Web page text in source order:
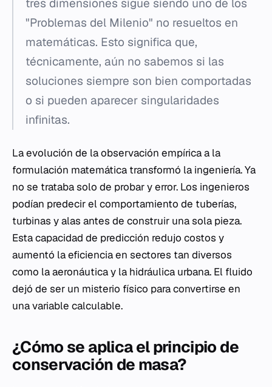
tres dimensiones sigue siendo uno de los
"Problemas del Milenio" no resueltos en
matemáticas. Esto significa que,
técnicamente, aún no sabemos si las
soluciones siempre son bien comportadas
o si pueden aparecer singularidades
infinitas.
La evolución de la observación empírica a la
formulación matemática transformó la ingeniería. Ya
no se trataba solo de probar y error. Los ingenieros
podían predecir el comportamiento de tuberías,
turbinas y alas antes de construir una sola pieza.
Esta capacidad de predicción redujo costos y
aumentó la eficiencia en sectores tan diversos
como la aeronáutica y la hidráulica urbana. El fluido
dejó de ser un misterio físico para convertirse en
una variable calculable.
¿Cómo se aplica el principio de
conservación de masa?